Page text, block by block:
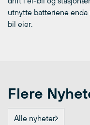
utnytte batteriene
bil eier.
Flere
Alle nyheter